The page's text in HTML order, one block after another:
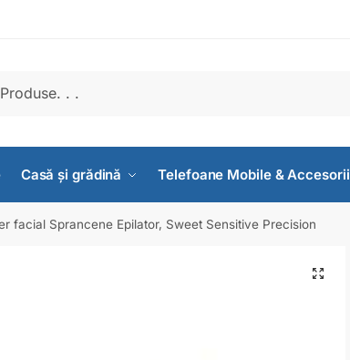
Casă și grădină Telefoane Mobile & Accesorii
facial Sprancene Epilator, Sweet Sensitive Precision